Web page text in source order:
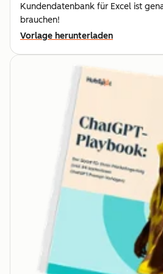
Kundendatenbank für Excel ist
brauchen!
Vorlage herunterladen